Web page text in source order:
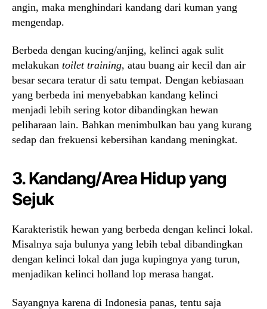
angin, maka menghindari kandang dari kuman yang
mengendap.
Berbeda dengan kucing/anjing, kelinci agak sulit
melakukan toilet training, atau buang air kecil dan air
besar secara teratur di satu tempat. Dengan kebiasaan
yang berbeda ini menyebabkan kandang kelinci
menjadi lebih sering kotor dibandingkan hewan
peliharaan lain. Bahkan menimbulkan bau yang kurang
sedap dan frekuensi kebersihan kandang meningkat.
3. Kandang/Area Hidup yang
Sejuk
Karakteristik hewan yang berbeda dengan kelinci lokal.
Misalnya saja bulunya yang lebih tebal dibandingkan
dengan kelinci lokal dan juga kupingnya yang turun,
menjadikan kelinci holland lop merasa hangat.
Sayangnya karena di Indonesia panas, tentu saja